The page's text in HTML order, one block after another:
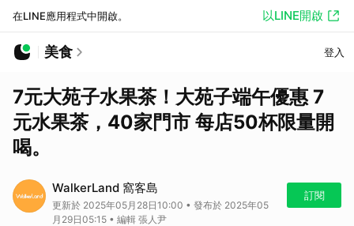
在LINE應用程式中開啟。 以LINE開啟
美食 登入
7元大苑子水果茶！大苑子端午優惠 7
元水果茶，40家門市 每店50杯限量開
喝。
WalkerLand 窩客島
更新於 2025年05月28日10:00 • 發布於 2025年05
月29日05:15 • 編輯 張人尹
訂閱